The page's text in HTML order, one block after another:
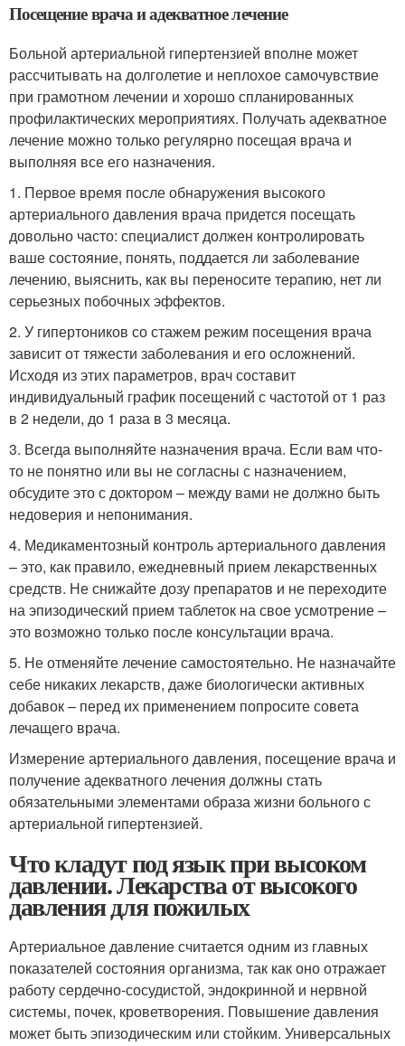
Посещение врача и адекватное лечение
Больной артериальной гипертензией вполне может
рассчитывать на долголетие и неплохое самочувствие
при грамотном лечении и хорошо спланированных
профилактических мероприятиях. Получать адекватное
лечение можно только регулярно посещая врача и
выполняя все его назначения.
1. Первое время после обнаружения высокого
артериального давления врача придется посещать
довольно часто: специалист должен контролировать
ваше состояние, понять, поддается ли заболевание
лечению, выяснить, как вы переносите терапию, нет ли
серьезных побочных эффектов.
2. У гипертоников со стажем режим посещения врача
зависит от тяжести заболевания и его осложнений.
Исходя из этих параметров, врач составит
индивидуальный график посещений с частотой от 1 раз
в 2 недели, до 1 раза в 3 месяца.
3. Всегда выполняйте назначения врача. Если вам что-
то не понятно или вы не согласны с назначением,
обсудите это с доктором – между вами не должно быть
недоверия и непонимания.
4. Медикаментозный контроль артериального давления
– это, как правило, ежедневный прием лекарственных
средств. Не снижайте дозу препаратов и не переходите
на эпизодический прием таблеток на свое усмотрение –
это возможно только после консультации врача.
5. Не отменяйте лечение самостоятельно. Не назначайте
себе никаких лекарств, даже биологически активных
добавок – перед их применением попросите совета
лечащего врача.
Измерение артериального давления, посещение врача и
получение адекватного лечения должны стать
обязательными элементами образа жизни больного с
артериальной гипертензией.
Что кладут под язык при высоком
давлении. Лекарства от высокого
давления для пожилых
Артериальное давление считается одним из главных
показателей состояния организма, так как оно отражает
работу сердечно-сосудистой, эндокринной и нервной
системы, почек, кроветворения. Повышение давления
может быть эпизодическим или стойким. Универсальных